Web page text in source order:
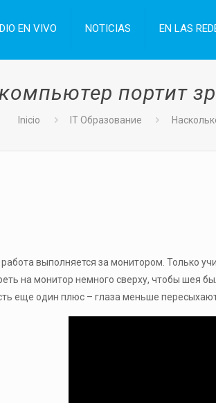
EN VIVO NOTICIAS EN LAS
портит
Inicio IT Образование
выполняется за монитором. Только
на монитор немного сверху, чтобы шея
еще один плюс – глаза меньше